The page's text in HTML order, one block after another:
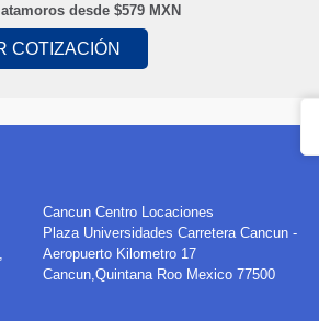
desde $579 MXN
COTIZACIÓN
Cancun CentroLocaciones
Plaza Universidades Carretera Cancun -
Aeropuerto Kilometro 17
Cancun,Quintana Roo Mexico 77500